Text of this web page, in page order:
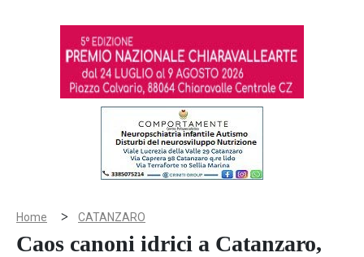
Home > CATANZARO
Caos canoni idrici a Catanzaro,